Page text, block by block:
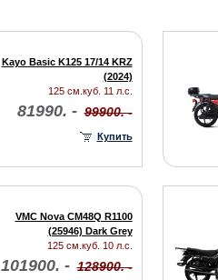
Kayo Basic K125 17/14 KRZ
(2024)
125 см.куб. 11 л.с.
81990. - 99900. -
Купить
VMC Nova CM48Q R1100
(25946) Dark Grey
125 см.куб. 10 л.с.
101900. - 128900. -